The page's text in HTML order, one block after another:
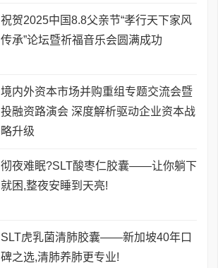
祝贺2025中国8.8父亲节“孝行天下家风
传承”论坛暨祈福音乐会圆满成功
境内外资本市场并购重组专题交流会暨
投融资路演会 深度解析驱动企业资本战
略升级
彻夜难眠?SLT酸枣仁胶囊——让你躺下
就困,整夜安睡到天亮!
SLT虎乳菌清肺胶囊——新加坡40年口
碑之选,清肺养肺更专业!